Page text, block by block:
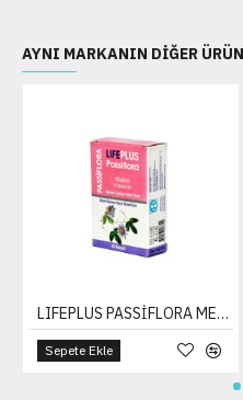
AYNI MARKANIN DIĞER
LIFEPLUS PASSİFLORA MELİSA VALERİANA
Sepete Ekle